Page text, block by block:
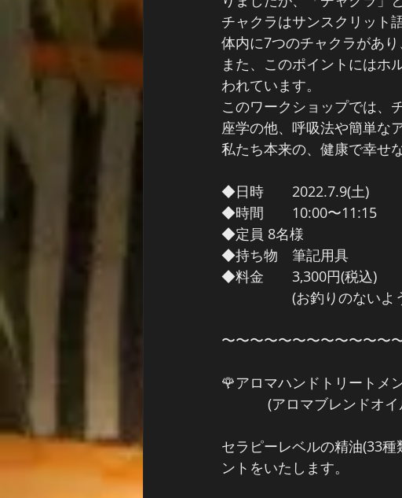
チャクラはサンスクリット
体内に7つのチャクラがあ
また、このポイントにはホ
われています。
このワークショップでは、
座学の他、呼吸法や簡単な
私たち本来の、健康で幸せ
◆日時　　2022.7.9(土)
◆時間　　10:00〜11:15
◆定員 8名様
◆持ち物　筆記用具
◆料金　　3,300円(税込)
(お釣りのないようお
〜〜〜〜〜〜〜〜〜〜〜〜
🌹アロマハンドトリートメ
(アロマブレンドオイ
セラピーレベルの精油(33
ントをいたします。